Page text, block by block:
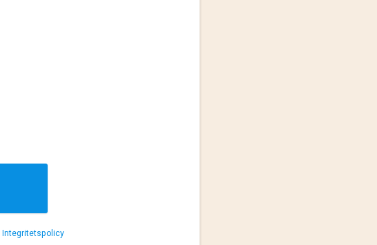
Integritetspolicy